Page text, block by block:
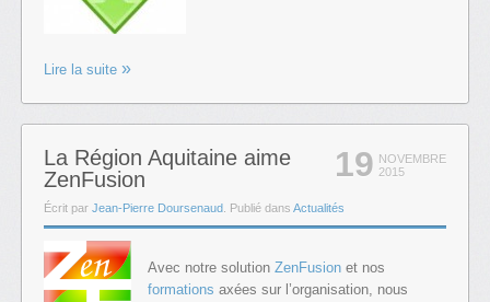
Lire la suite
19 NOVEMBRE
2015
La Région Aquitaine aime
ZenFusion
Écrit par Jean-Pierre Doursenaud . Publié dans Actualités
Avec notre solution ZenFusion et nos
formations axées sur l’organisation, nous